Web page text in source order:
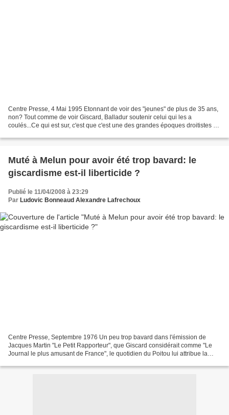
Centre Presse, 4 Mai 1995 Etonnant de voir des "jeunes" de plus de 35 ans,
non? Tout comme de voir Giscard, Balladur soutenir celui qui les a
coulés...Ce qui est sur, c'est que c'est une des grandes époques droitistes de
Muté à Melun pour avoir été trop bavard: le
giscardisme est-il liberticide ?
Publié le 11/04/2008 à 23:29
Par Ludovic Bonneaud Alexandre Lafrechoux
Centre Presse, Septembre 1976 Un peu trop bavard dans l'émission de
Jacques Martin "Le Petit Rapporteur", que Giscard considérait comme "Le
Journal le plus amusant de France", le quotidien du Poitou lui attribue la